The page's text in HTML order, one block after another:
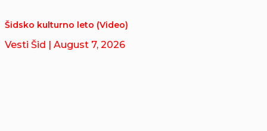
Šidsko kulturno leto (Video)
Vesti Šid | August 7, 2026